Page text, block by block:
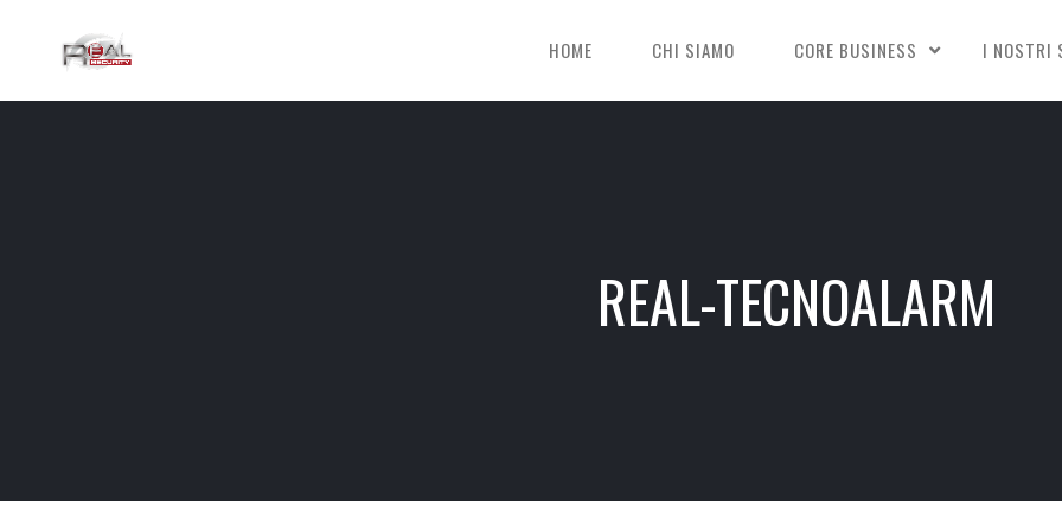
HOME CHI SIAMO CORE BUSINESS I NOSTRI
REAL-TECNOALARM